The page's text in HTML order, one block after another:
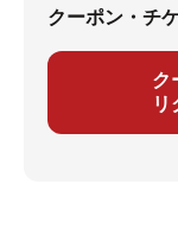
クーポン・チ
ク
リ